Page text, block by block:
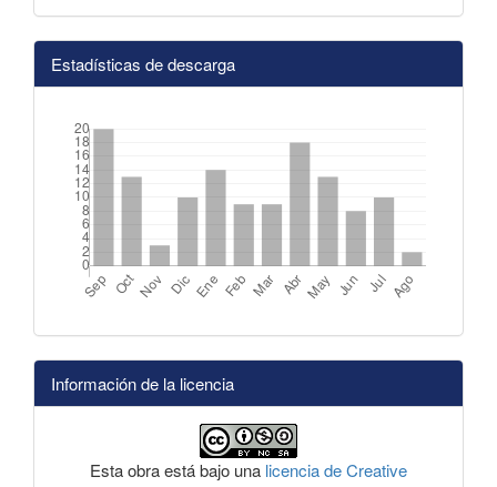
Estadísticas de descarga
Información de la licencia
Esta obra está bajo una licencia de Creative